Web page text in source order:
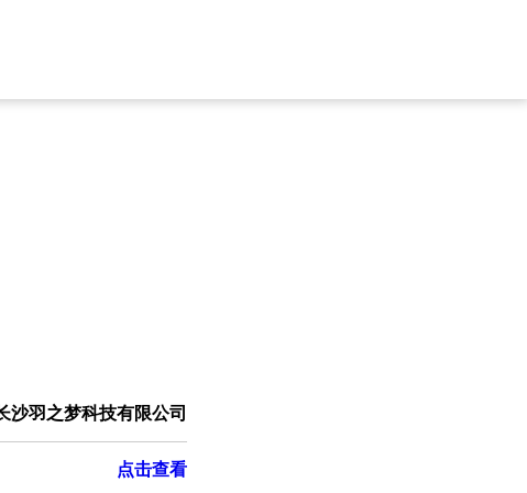
沙羽之梦科技有限公司
点击查看